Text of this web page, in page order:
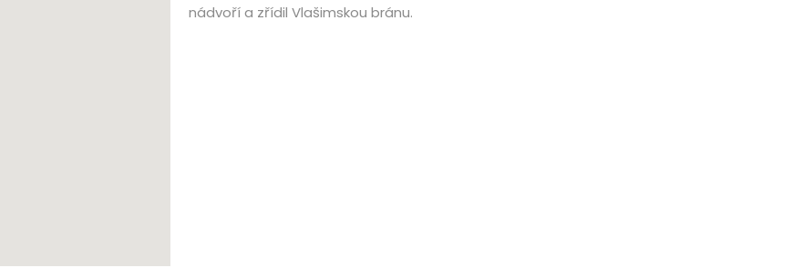
nádvoří a zřídil Vlašimskou bránu.